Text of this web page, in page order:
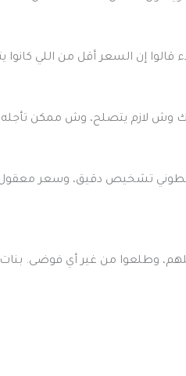
إن السعر أقل من اللي كانوا
وش لازم يتصلح، وش ممكن
تشخيص دقيق، وسعر معقول،
وطلعوا من غير أي فوضى. بنات